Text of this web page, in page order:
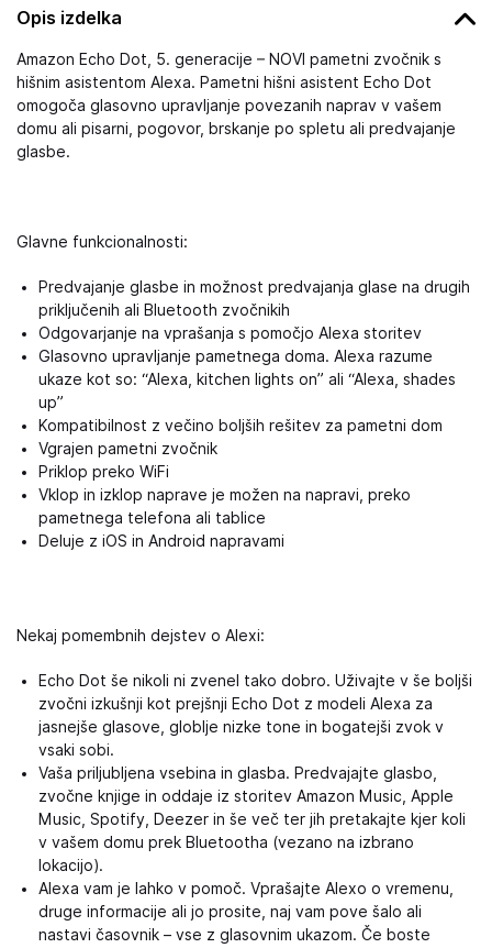
Opis izdelka
Amazon Echo Dot, 5. generacije – NOVI pametni zvočnik s
hišnim asistentom Alexa. Pametni hišni asistent Echo Dot
omogoča glasovno upravljanje povezanih naprav v vašem
domu ali pisarni, pogovor, brskanje po spletu ali predvajanje
glasbe.
Glavne funkcionalnosti:
Predvajanje glasbe in možnost predvajanja glase na drugih
priključenih ali Bluetooth zvočnikih
Odgovarjanje na vprašanja s pomočjo Alexa storitev
Glasovno upravljanje pametnega doma. Alexa razume
ukaze kot so: “Alexa, kitchen lights on” ali “Alexa, shades
up”
Kompatibilnost z večino boljših rešitev za pametni dom
Vgrajen pametni zvočnik
Priklop preko WiFi
Vklop in izklop naprave je možen na napravi, preko
pametnega telefona ali tablice
Deluje z iOS in Android napravami
Nekaj pomembnih dejstev o Alexi:
Echo Dot še nikoli ni zvenel tako dobro. Uživajte v še boljši
zvočni izkušnji kot prejšnji Echo Dot z modeli Alexa za
jasnejše glasove, globlje nizke tone in bogatejši zvok v
vsaki sobi.
Vaša priljubljena vsebina in glasba. Predvajajte glasbo,
zvočne knjige in oddaje iz storitev Amazon Music, Apple
Music, Spotify, Deezer in še več ter jih pretakajte kjer koli
v vašem domu prek Bluetootha (vezano na izbrano
lokacijo).
Alexa vam je lahko v pomoč. Vprašajte Alexo o vremenu,
druge informacije ali jo prosite, naj vam pove šalo ali
nastavi časovnik – vse z glasovnim ukazom. Če boste